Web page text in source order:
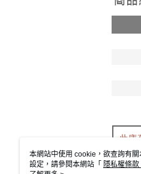
本網站中使用 cookie，欲查詢有
設定，請參閱本網站「 隱私權條款